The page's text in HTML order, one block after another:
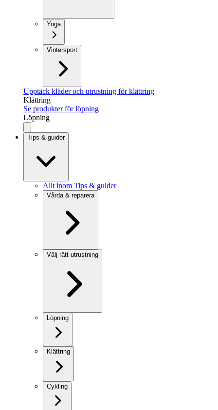
Yoga
Vintersport
Upptäck kläder och utrustning för klättring
Klättring
Se produkter för löpning
Löpning
Tips & guider
Allt inom Tips & guider
Vårda & reparera
Välj rätt utrustning
Löpning
Klättring
Cykling